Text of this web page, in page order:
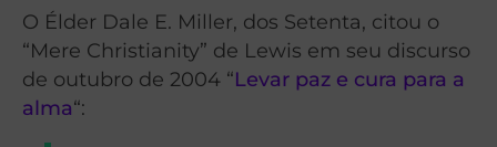
O Élder Dale E. Miller, dos Setenta, citou o
“Mere Christianity” de Lewis em seu discurso
de outubro de 2004 “Levar paz e cura para a
alma“: